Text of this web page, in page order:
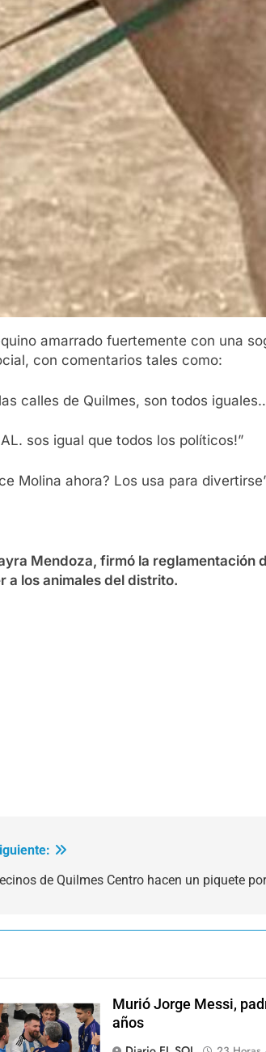
amarrado fuertemente con una
con comentarios tales como:
calles de Quilmes, son todos
sos igual que todos los políticos!”
Molina ahora? Los usa para
Mendoza, firmó la reglamentación
a los animales del distrito.
de Quilmes Centro hacen un piquete
Murió Jorge Messi,
años